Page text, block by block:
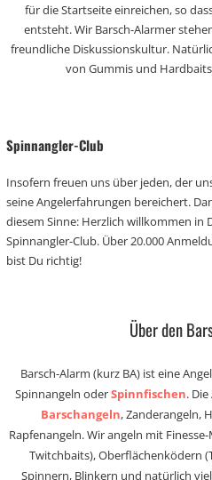
für die Startseite einreichen, so
entsteht. Wir Barsch-Alarmer
freundliche Diskussionskultur.
von Gummis und
Spinnangler-Club
Insofern freuen uns über jeden, der
seine Angelerfahrungen bereichert.
diesem Sinne: Herzlich willkommen in
Spinnangler-Club. Über 20.000
bist Du richtig!
Über den
Barsch-Alarm (kurz BA) ist eine
Spinnangeln oderSpinnfischen.
Barschangeln, Zanderangeln,
Rapfenangeln. Wir angeln mit
Twitchbaits), Oberflächenködern
Spinnern, Blinkern und natürlich